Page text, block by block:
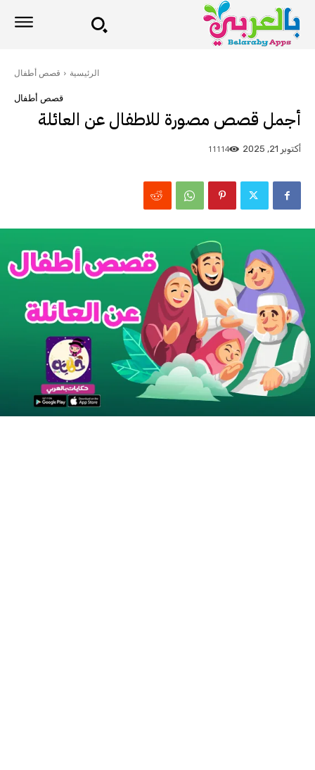
الرئيسية قصص أطفال
قصص أطفال
أجمل قصص مصورة للاطفال عن العائلة
أكتوبر 21, 2025 11114